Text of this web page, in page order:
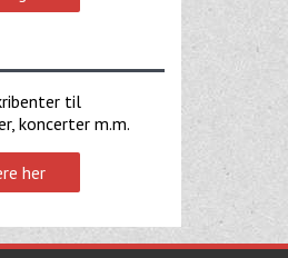
til
koncerter m.m.
her